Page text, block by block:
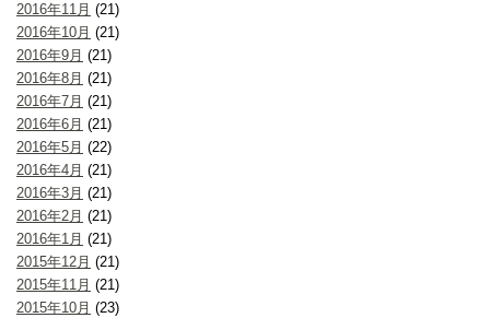
2016年11月 (21)
2016年10月 (21)
2016年9月 (21)
2016年8月 (21)
2016年7月 (21)
2016年6月 (21)
2016年5月 (22)
2016年4月 (21)
2016年3月 (21)
2016年2月 (21)
2016年1月 (21)
2015年12月 (21)
2015年11月 (21)
2015年10月 (23)